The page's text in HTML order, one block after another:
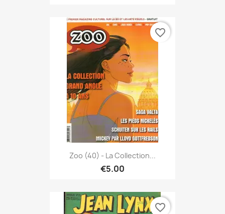
Zoo (40) - La Collection...
€5.00
favorite_border
favorite_border